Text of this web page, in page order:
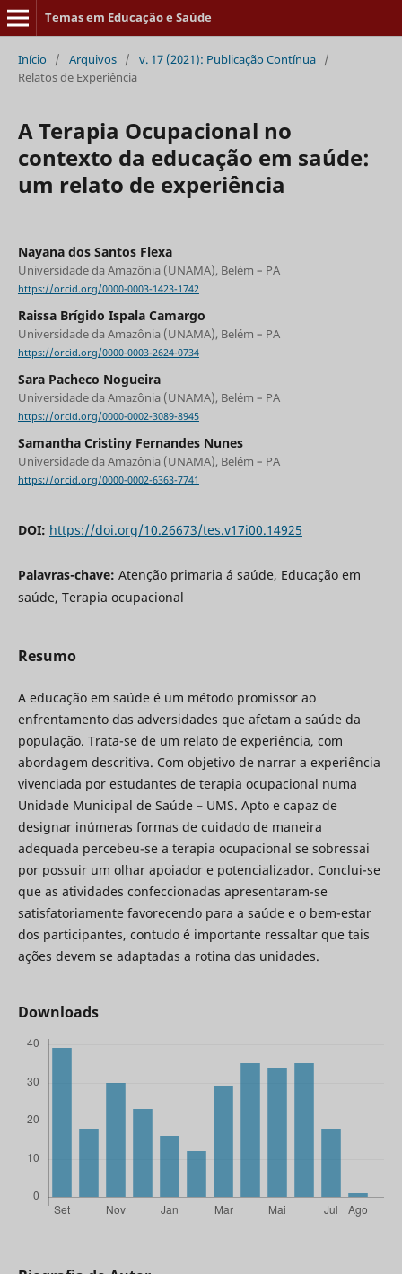
Temas em Educação e Saúde
Início / Arquivos / v. 17 (2021): Publicação Contínua /
Relatos de Experiência
A Terapia Ocupacional no
contexto da educação em saúde:
um relato de experiência
Nayana dos Santos Flexa
Universidade da Amazônia (UNAMA), Belém – PA
https://orcid.org/0000-0003-1423-1742
Raissa Brígido Ispala Camargo
Universidade da Amazônia (UNAMA), Belém – PA
https://orcid.org/0000-0003-2624-0734
Sara Pacheco Nogueira
Universidade da Amazônia (UNAMA), Belém – PA
https://orcid.org/0000-0002-3089-8945
Samantha Cristiny Fernandes Nunes
Universidade da Amazônia (UNAMA), Belém – PA
https://orcid.org/0000-0002-6363-7741
DOI: https://doi.org/10.26673/tes.v17i00.14925
Palavras-chave: Atenção primaria á saúde, Educação em
saúde, Terapia ocupacional
Resumo
A educação em saúde é um método promissor ao
enfrentamento das adversidades que afetam a saúde da
população. Trata-se de um relato de experiência, com
abordagem descritiva. Com objetivo de narrar a experiência
vivenciada por estudantes de terapia ocupacional numa
Unidade Municipal de Saúde – UMS. Apto e capaz de
designar inúmeras formas de cuidado de maneira
adequada percebeu-se a terapia ocupacional se sobressai
por possuir um olhar apoiador e potencializador. Conclui-se
que as atividades confeccionadas apresentaram-se
satisfatoriamente favorecendo para a saúde e o bem-estar
dos participantes, contudo é importante ressaltar que tais
ações devem se adaptadas a rotina das unidades.
Downloads